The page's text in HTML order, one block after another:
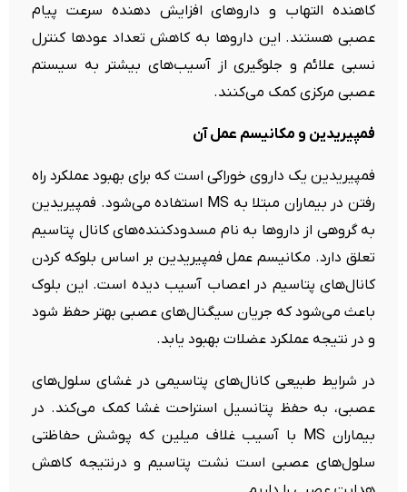
کاهنده التهاب و داروهای افزایش دهنده سرعت پیام
عصبی هستند. این داروها به کاهش تعداد عودها کنترل
نسبی علائم و جلوگیری از آسیب‌های بیشتر به سیستم
عصبی مرکزی کمک می‌کنند.
فمپیریدین و مکانیسم عمل آن
فمپیریدین یک داروی خوراکی است که برای بهبود عملکرد راه
رفتن در بیماران مبتلا به MS استفاده می‌شود. فمپیریدین
به گروهی از داروها به نام مسدودکننده‌های کانال پتاسیم
تعلق دارد. مکانیسم عمل فمپیریدین بر اساس بلوکه کردن
کانال‌های پتاسیم در اعصاب آسیب دیده است. این بلوک
باعث می‌شود که جریان سیگنال‌های عصبی بهتر حفظ شود
و در نتیجه عملکرد عضلات بهبود یابد.
در شرایط طبیعی کانال‌های پتاسیمی در غشای سلول‌های
عصبی، به حفظ پتانسیل استراحت غشا کمک می‌کند. در
بیماران MS با آسیب غلاف میلین که پوشش حفاظتی
سلول‌های عصبی است نشت پتاسیم و درنتیجه کاهش